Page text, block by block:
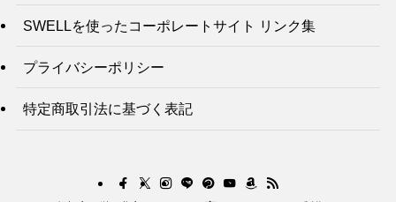
SWELLを使ったコーポレートサイト リンク集
プライバシーポリシー
特定商取引法に基づく表記